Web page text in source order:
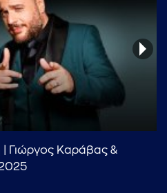
προς αναζήτηση
Γιώργος Καράβας &